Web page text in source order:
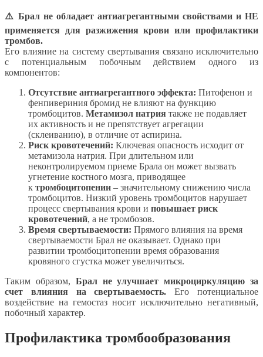
⚠️ Брал не обладает антиагрегантными свойствами и НЕ
применяется для разжижения крови или профилактики
тромбов.
Его влияние на систему свертывания связано исключительно
с потенциальным побочным действием одного из
компонентов:
Отсутствие антиагрегантного эффекта: Питофенон и
фенпивериния бромид не влияют на функцию
тромбоцитов. Метамизол натрия также не подавляет
их активность и не препятствует агрегации
(склеиванию), в отличие от аспирина.
Риск кровотечений: Ключевая опасность исходит от
метамизола натрия. При длительном или
неконтролируемом приеме Брала он может вызвать
угнетение костного мозга, приводящее
к тромбоцитопении – значительному снижению числа
тромбоцитов. Низкий уровень тромбоцитов нарушает
процесс свертывания крови и повышает риск
кровотечений, а не тромбозов.
Время свертываемости: Прямого влияния на время
свертываемости Брал не оказывает. Однако при
развитии тромбоцитопении время образования
кровяного сгустка может увеличиться.
Таким образом, Брал не улучшает микроциркуляцию за
счет влияния на свертываемость. Его потенциальное
воздействие на гемостаз носит исключительно негативный,
побочный характер.
Профилактика тромбообразования